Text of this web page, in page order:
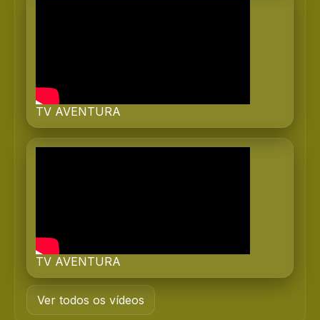
TV AVENTURA
TV AVENTURA
Ver todos os vídeos